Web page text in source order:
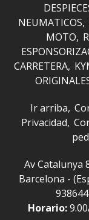
NEUMATICOS
MOTO
CARRETERA
Ir arriba
Privacidad
Av Catalunya
Barcelona -
Horario: